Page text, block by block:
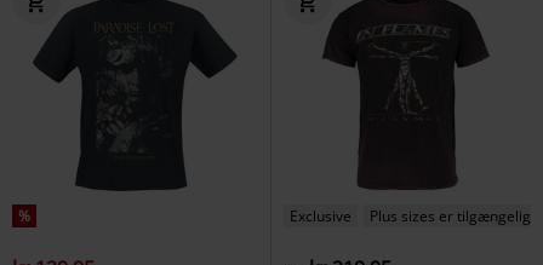
% Exclusive Plus sizes er tilgængelige